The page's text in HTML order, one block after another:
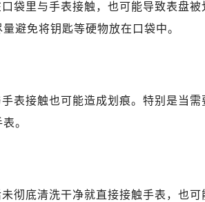
袋里与手表接触，也可能导致表盘
避免将钥匙等硬物放在口袋中。
表接触也可能造成划痕。特别是当
。
彻底清洗干净就直接接触手表，也